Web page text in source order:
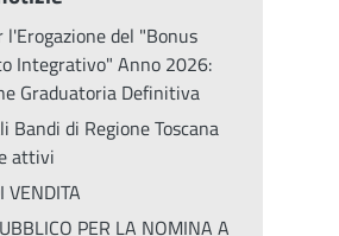
l'Erogazione del "Bonus
Integrativo" Anno 2026:
Graduatoria Definitiva
Bandi di Regione Toscana
attivi
VENDITA
PER LA NOMINA A